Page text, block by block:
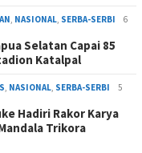
NASIONAL SERBA-SERBI
6
Selatan Capai 85
Katalpal
NASIONAL SERBA-SERBI
5
Hadiri Rakor Karya
Trikora